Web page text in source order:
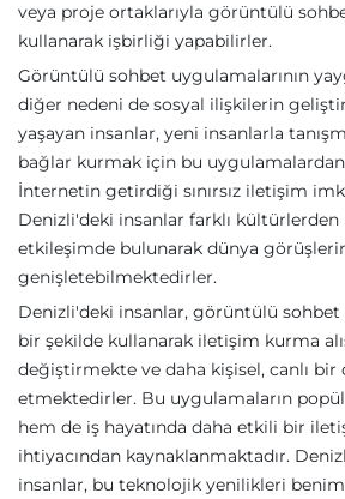
veya proje ortaklarıyla görüntülü
kullanarak işbirliği yapabilirler.
Görüntülü sohbet uygulamalarının
diğer nedeni de sosyal ilişkilerin
yaşayan insanlar, yeni insanlarla
bağlar kurmak için bu
İnternetin getirdiği sınırsız iletişim
Denizli'deki insanlar farklı kültürlerden
etkileşimde bulunarak dünya
genişletebilmektedirler.
Denizli'deki insanlar, görüntülü sohbet
bir şekilde kullanarak iletişim kurma
değiştirmekte ve daha kişisel, canlı bir
etmektedirler. Bu uygulamaların
hem de iş hayatında daha etkili bir
ihtiyacından kaynaklanmaktadır.
insanlar, bu teknolojik yenilikleri